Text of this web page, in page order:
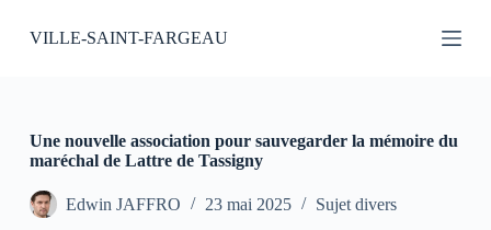
u
o
VILLE-SAINT-FARGEAU
Une nouvelle association pour sauvegarder la mémoire du
maréchal de Lattre de Tassigny
Edwin JAFFRO 23 mai 2025 Sujet divers